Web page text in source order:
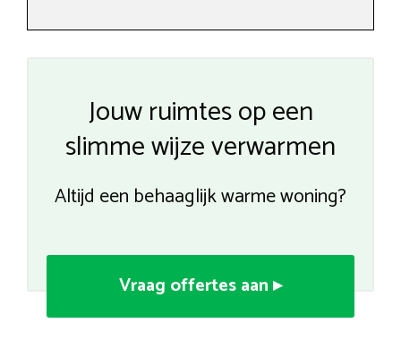
Jouw ruimtes op een
slimme wijze verwarmen
Altijd een behaaglijk warme woning?
Vraag offertes aan ▸